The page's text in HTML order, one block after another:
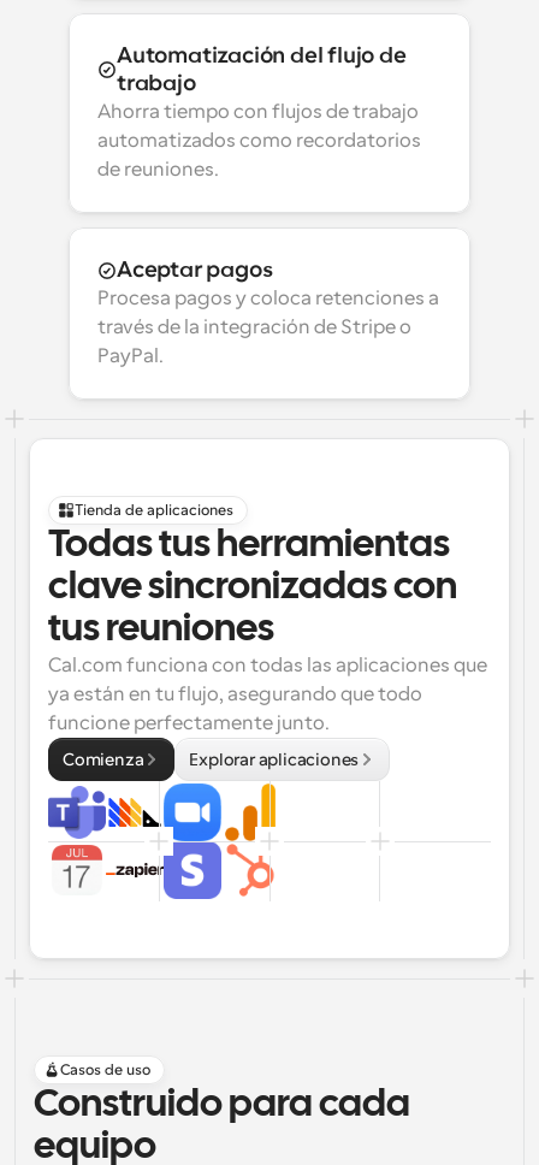
Automatización del flujo de
trabajo
Ahorra tiempo con flujos de trabajo
automatizados como recordatorios
de reuniones.
Aceptar pagos
Procesa pagos y coloca retenciones a
través de la integración de Stripe o
PayPal.
Tienda de aplicaciones
Todas tus herramientas
clave sincronizadas con
tus reuniones
Cal.com funciona con todas las aplicaciones que
ya están en tu flujo, asegurando que todo
funcione perfectamente junto.
Comienza Explorar aplicaciones
Casos de uso
Construido para cada
equipo